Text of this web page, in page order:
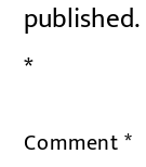
published.
*
Comment*